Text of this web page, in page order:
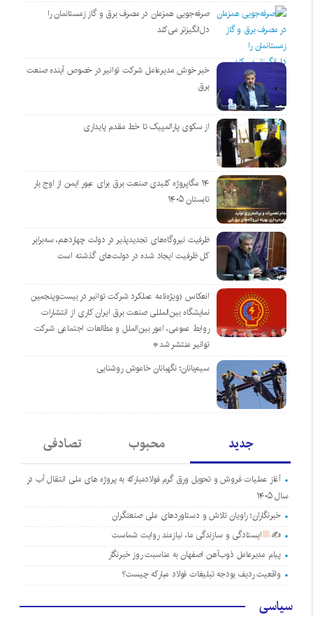
صرفه‌جویی همزمان در مصرف برق و گاز زمستانمان را
دل‌انگیزتر می‌کند
خبر خوش مدیرعامل شرکت توانیر در خصوص آینده صنعت
برق
از سکوی پارالمپیک تا خط مقدم پایداری
۱۴ مگاپروژه‌ کلیدی صنعت برق برای عبور ایمن از اوج بار
تابستان ۱۴۰۵
ظرفیت نیروگاه‌های تجدیدپذیر در دولت چهاردهم، سه‌برابر
کل ظرفیت ایجاد شده در دولت‌های گذشته است
انعکاس (ویژه‌نامه عملکرد شرکت توانیر در بیست‌وپنجمین
نمایشگاه بین‌المللی صنعت برق ایران کاری از انتشارات
روابط عمومی، امور بین‌الملل و مطالعات اجتماعی شرکت
توانیر منتشر شد*
سیم‌بانان؛ نگهبانان خاموش روشنایی
جدید محبوب تصادفی
آغاز عملیات فروش و تحویل ورق گرم فولادمبارکه به پروژه های ملی انتقال آب در
سال ۱۴۰۵
خبرنگاران؛ راویان تلاش و دستاوردهای ملی صنعتگران
✍
ایستادگی و سازندگی ما، نیازمند روایت شماست
پیام مدیرعامل ذوب‌آهن اصفهان به مناسبت روز خبرنگار
واقعیت ردیف بودجه تبلیغات فولاد مبارکه چیست؟
سیاسی